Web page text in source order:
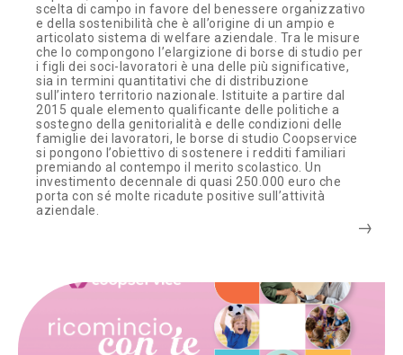
scelta di campo in favore del benessere organizzativo
e della sostenibilità che è all’origine di un ampio e
articolato sistema di welfare aziendale. Tra le misure
che lo compongono l’elargizione di borse di studio per
i figli dei soci-lavoratori è una delle più significative,
sia in termini quantitativi che di distribuzione
sull’intero territorio nazionale. Istituite a partire dal
2015 quale elemento qualificante delle politiche a
sostegno della genitorialità e delle condizioni delle
famiglie dei lavoratori, le borse di studio Coopservice
si pongono l’obiettivo di sostenere i redditi familiari
premiando al contempo il merito scolastico. Un
investimento decennale di quasi 250.000 euro che
porta con sé molte ricadute positive sull’attività
aziendale.